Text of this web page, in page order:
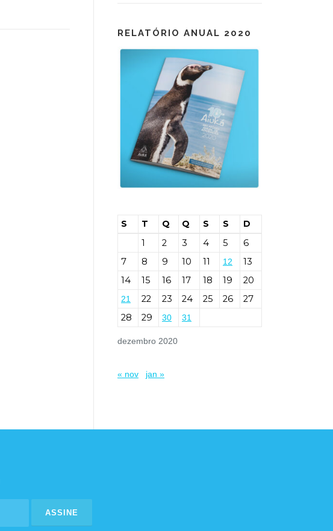
RELATÓRIO ANUAL 2020
dezembro 2020
S T Q Q S S
D
1
2 3 4 5
6
7
8 9 10 11 12
13
14
15 16 17 18 19 20
21 22 23 24 25 26
27
28
29 30 31
« nov jan »